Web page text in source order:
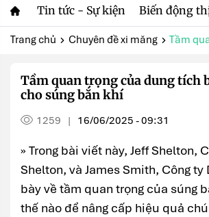
Tin tức - Sự kiện Biến động
Trang chủ Chuyên đề xi măng Tầm
Tầm quan trọng của dung tích
cho súng bắn khí
1259 | 16/06/2025 - 09:31
» Trong bài viết này, Jeff Shelton,
Shelton, và James Smith, Công ty
bày về tầm quan trọng của súng
thế nào để nâng cấp hiệu quả